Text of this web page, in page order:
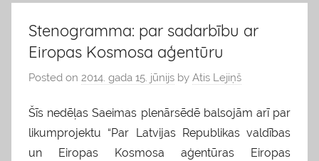
deputāts
Stenogramma: par sadarbību ar
Eiropas Kosmosa aģentūru
Posted on 2014. gada 15. jūnijs by Atis Lejiņš
Šīs nedēļas Saeimas plenārsēdē balsojām arī par
likumprojektu “Par Latvijas Republikas valdības
un Eiropas Kosmosa aģentūras Eiropas